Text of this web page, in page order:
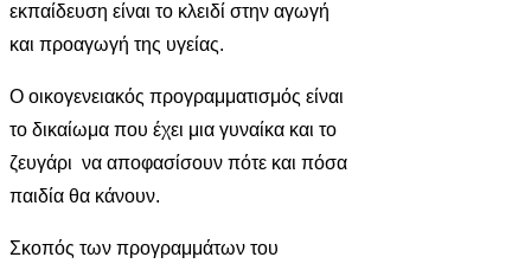
εκπαίδευση είναι το κλειδί στην αγωγή
και προαγωγή της υγείας.
Ο οικογενειακός προγραμματισμός είναι
το δικαίωμα που έχει μια γυναίκα και το
ζευγάρι να αποφασίσουν πότε και πόσα
παιδία θα κάνουν.
Σκοπός των προγραμμάτων του